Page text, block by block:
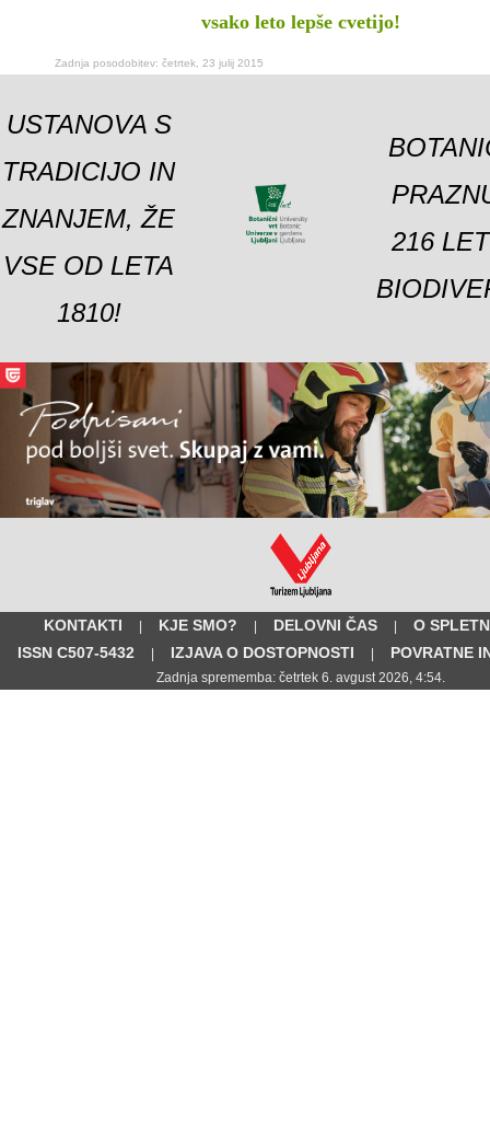
vsako leto lepše cvetijo!
Zadnja posodobitev: četrtek, 23 julij 2015
USTANOVA S
TRADICIJO IN
ZNANJEM, ŽE
VSE OD LETA
1810!
216
KONTAKTI | KJE SMO? | DELOVNI ČAS |
O
ISSN C507-5432
| IZJAVA O DOSTOPNOSTI | POVRATNE
Zadnja sprememba: četrtek 6. avgust 2026, 4:54.